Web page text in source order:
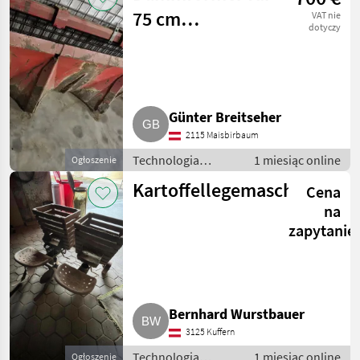
technologiczne dla
ziemniaków
Ogłoszenie
75 cm
VAT nie
dotyczy
Günter Breitseher
2115 Maisbirbaum
Technologia
ziemniaczana /
Inne rozwiązania
1 miesiąc online
Ogłoszenie
KartoffellegemaschineCena
na
zapytanie
Bernhard Wurstbauer
3125 Kuffern
Technologia
1 miesiąc online